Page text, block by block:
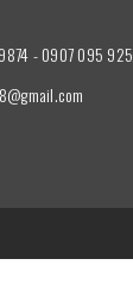
- 0907 095